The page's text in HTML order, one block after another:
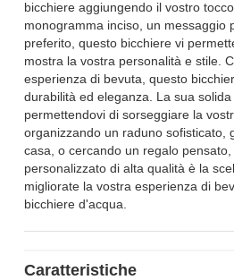
bicchiere aggiungendo il vostro
monogramma inciso, un messaggio
preferito, questo bicchiere vi
mostra la vostra personalità e stile.
esperienza di bevuta, questo
durabilità ed eleganza. La sua solida
permettendovi di sorseggiare la
organizzando un raduno sofisticato,
casa, o cercando un regalo
personalizzato di alta qualità è la
migliorate la vostra esperienza di
bicchiere d'acqua.
Caratteristiche